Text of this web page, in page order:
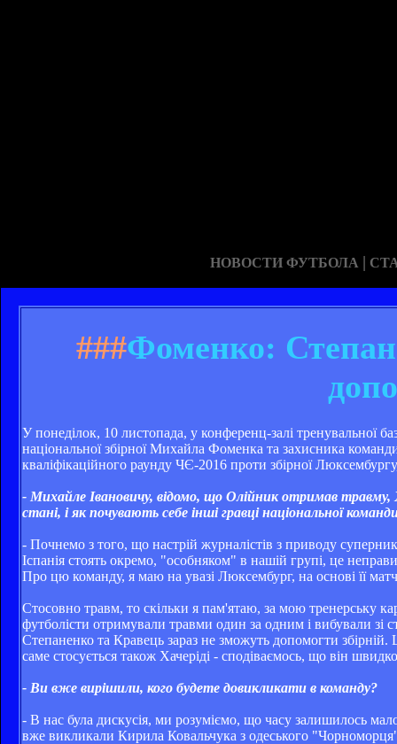
НОВОСТИ ФУТБОЛА |
###Фоменко:
У понеділок, 10 листопада, у конференц-залі тренувальної
національної збірної Михайла Фоменка та захисника
кваліфікаційного раунду ЧЄ-2016 проти збірної
- Михайле Івановичу, відомо, що Олійник отримав травму,
стані, і як почувають себе інші гравці національної
- Почнемо з того, що настрій журналістів з приводу
Іспанія стоять окремо, "особняком" в нашій групі, це
Про цю команду, я маю на увазі Люксембург, на основі її
Стосовно травм, то скільки я пам'ятаю, за мою тренерську
футболісти отримували травми один за одним і вибували
Степаненко та Кравець зараз не зможуть допомогти
саме стосується також Хачеріді - сподіваємось, що він
- Ви вже вирішили, кого будете довикликати в команду?
- В нас була дискусія, ми розуміємо, що часу залишилось
вже викликали Кирила Ковальчука з одеського